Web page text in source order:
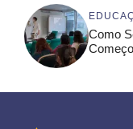
Como